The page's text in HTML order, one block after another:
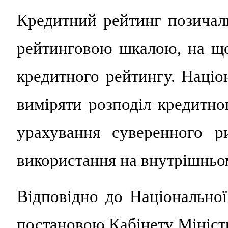
Кредитний рейтинг
рейтинговою шкалою, на
кредитного рейтингу.
виміряти розподіл
урахування суверенного
використання на
Відповідно до